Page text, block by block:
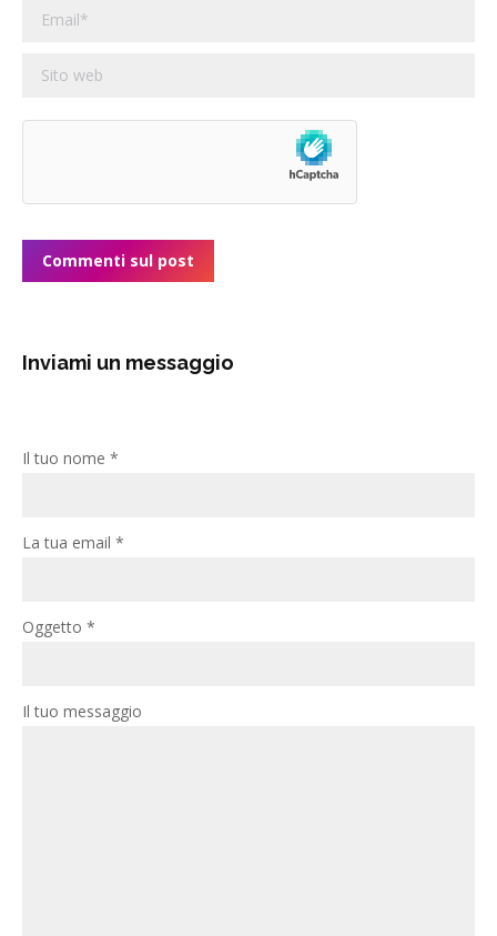
Email *
Sito web
Commenti sul post
Inviami un messaggio
Il tuo nome *
La tua email *
Oggetto *
Il tuo messaggio